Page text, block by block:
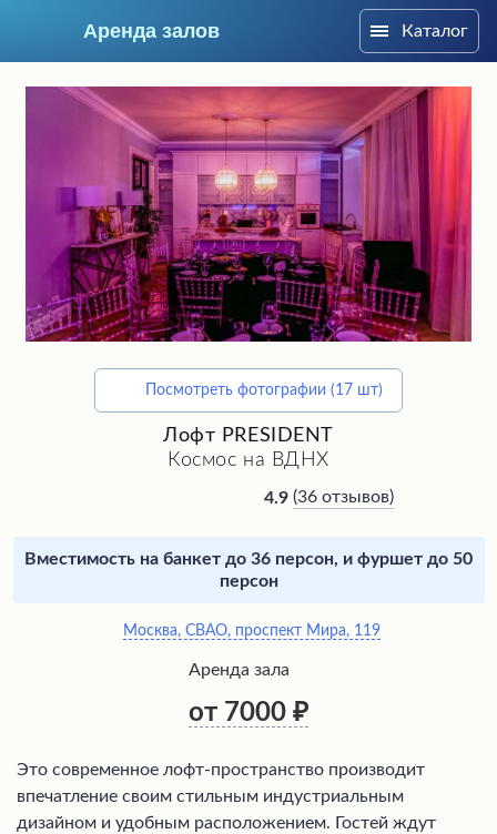
Аренда залов
Подберите мне зал
Каталог
Посмотреть фотографии (17 шт)
Лофт PRESIDENT
Космос на ВДНХ
4.9 (36 отзывов)
Вместимость на банкет до 36 персон, и фуршет до 50
персон
Москва, СВАО, проспект Мира, 119
Аренда зала
от 7000
Это современное лофт-пространство производит
впечатление своим стильным индустриальным
дизайном и удобным расположением. Гостей ждут